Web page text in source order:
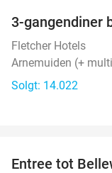
3-gangendiner
Fletcher Hotels
Arnemuiden (+
Solgt: 14.022
Entree tot